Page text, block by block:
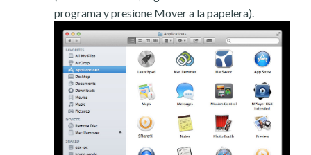
programa y presione Mover a la papelera).